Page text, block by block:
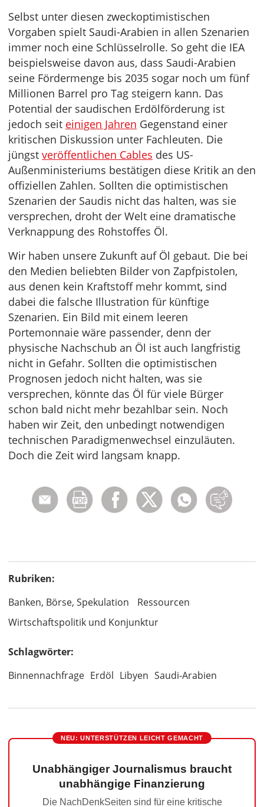
Selbst unter diesen zweckoptimistischen
Vorgaben spielt Saudi-Arabien in allen Szenarien
immer noch eine Schlüsselrolle. So geht die IEA
beispielsweise davon aus, dass Saudi-Arabien
seine Fördermenge bis 2035 sogar noch um fünf
Millionen Barrel pro Tag steigern kann. Das
Potential der saudischen Erdölförderung ist
jedoch seit einigen Jahren Gegenstand einer
kritischen Diskussion unter Fachleuten. Die
jüngst veröffentlichen Cables des US-
Außenministeriums bestätigen diese Kritik an den
offiziellen Zahlen. Sollten die optimistischen
Szenarien der Saudis nicht das halten, was sie
versprechen, droht der Welt eine dramatische
Verknappung des Rohstoffes Öl.
Wir haben unsere Zukunft auf Öl gebaut. Die bei
den Medien beliebten Bilder von Zapfpistolen,
aus denen kein Kraftstoff mehr kommt, sind
dabei die falsche Illustration für künftige
Szenarien. Ein Bild mit einem leeren
Portemonnaie wäre passender, denn der
physische Nachschub an Öl ist auch langfristig
nicht in Gefahr. Sollten die optimistischen
Prognosen jedoch nicht halten, was sie
versprechen, könnte das Öl für viele Bürger
schon bald nicht mehr bezahlbar sein. Noch
haben wir Zeit, den unbedingt notwendigen
technischen Paradigmenwechsel einzuläuten.
Doch die Zeit wird langsam knapp.
Rubriken:
Banken, Börse, Spekulation
Ressourcen
Wirtschaftspolitik und Konjunktur
Schlagwörter:
Binnennachfrage Erdöl Libyen Saudi-Arabien
NEU: UNTERSTÜTZEN LEICHT GEMACHT
Unabhängiger Journalismus braucht
unabhängige Finanzierung
Die NachDenkSeiten sind für eine kritische